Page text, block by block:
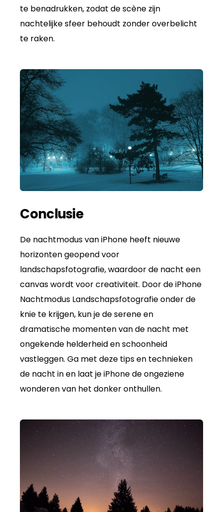
te benadrukken, zodat de scène zijn
nachtelijke sfeer behoudt zonder overbelicht
te raken.
Conclusie
De nachtmodus van iPhone heeft nieuwe
horizonten geopend voor
landschapsfotografie, waardoor de nacht een
canvas wordt voor creativiteit. Door de iPhone
Nachtmodus Landschapsfotografie onder de
knie te krijgen, kun je de serene en
dramatische momenten van de nacht met
ongekende helderheid en schoonheid
vastleggen. Ga met deze tips en technieken
de nacht in en laat je iPhone de ongeziene
wonderen van het donker onthullen.